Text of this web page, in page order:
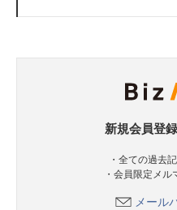
新規会員登録
・全ての過去
・会員限定メ
メール